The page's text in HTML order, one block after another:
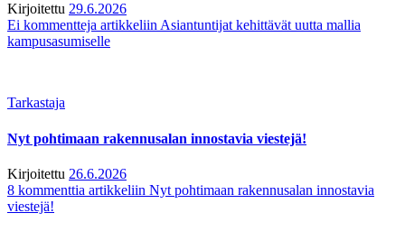
Kirjoitettu 29.6.2026
Ei kommentteja artikkeliin Asiantuntijat kehittävät uutta mallia
kampusasumiselle
Tarkastaja
Nyt pohtimaan rakennusalan innostavia viestejä!
Kirjoitettu 26.6.2026
8 kommenttia artikkeliin Nyt pohtimaan rakennusalan innostavia
viestejä!